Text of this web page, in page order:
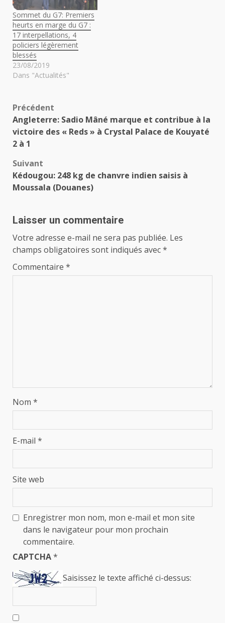
Sommet du G7: Premiers
heurts en marge du G7 :
17 interpellations, 4
policiers légèrement
blessés
23/08/2019
Dans "Actualités"
Navigation
d’article
Précédent
Angleterre: Sadio Mâné marque et contribue à la
victoire des « Reds » à Crystal Palace de Kouyaté
2 à 1
Suivant
Kédougou: 248 kg de chanvre indien saisis à
Moussala (Douanes)
Laisser un commentaire
Votre adresse e-mail ne sera pas publiée. Les
champs obligatoires sont indiqués avec*
Commentaire *
Nom *
E-mail *
Site web
Enregistrer mon nom, mon e-mail et mon site
dans le navigateur pour mon prochain
commentaire.
CAPTCHA*
Saisissez le texte affiché ci-dessus: